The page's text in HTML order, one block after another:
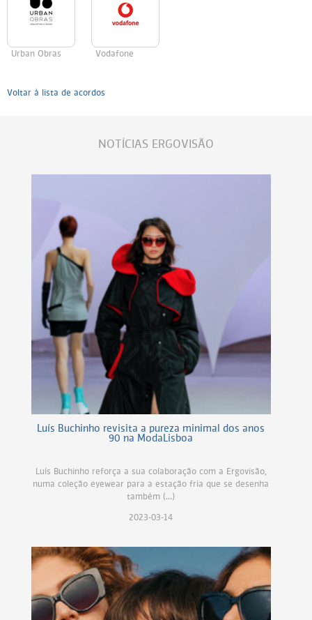
Urban Obras Vodafone
Voltar à lista de acordos
NOTÍCIAS ERGOVISÃO
Luís Buchinho revisita a pureza minimal dos anos
90 na ModaLisboa
Luís Buchinho reforça a sua colaboração com a Ergovisão,
numa coleção eyewear para a estação fria que se desenha
também (...)
2023-03-14